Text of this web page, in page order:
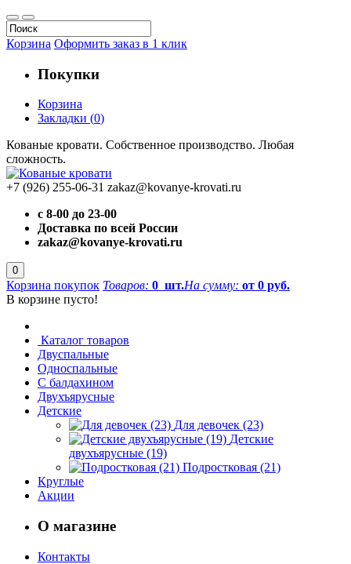
Корзина Оформить заказ в 1 клик
Покупки
Корзина
Закладки (0)
Кованые кровати. Собственное производство. Любая
сложность.
+7 (926) 255-06-31 zakaz@kovanye-krovati.ru
с 8-00 до 23-00
Доставка по всей России
zakaz@kovanye-krovati.ru
0
Корзина покупок Товаров: 0 шт.На сумму: от 0 руб.
В корзине пусто!
Каталог товаров
Двуспальные
Односпальные
С балдахином
Двухъярусные
Детские
Для девочек (23)
Детские
двухъярусные (19)
Подростковая (21)
Круглые
Акции
О магазине
Контакты